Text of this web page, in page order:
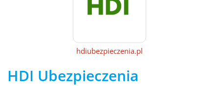
hdiubezpieczenia.pl
HDI Ubezpieczenia